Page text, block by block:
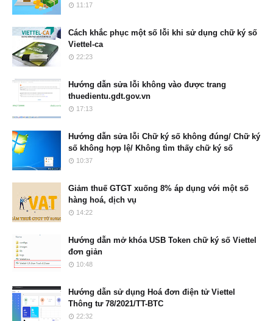
11:17
Cách khắc phục một số lỗi khi sử dụng chữ ký số
Viettel-ca
22:23
Hướng dẫn sửa lỗi không vào được trang
thuedientu.gdt.gov.vn
17:13
Hướng dẫn sửa lỗi Chữ ký số không đúng/ Chữ ký
số không hợp lệ/ Không tìm thấy chữ ký số
10:37
Giảm thuế GTGT xuống 8% áp dụng với một số
hàng hoá, dịch vụ
14:22
Hướng dẫn mở khóa USB Token chữ ký số Viettel
đơn giản
10:48
Hướng dẫn sử dụng Hoá đơn điện tử Viettel
Thông tư 78/2021/TT-BTC
22:32